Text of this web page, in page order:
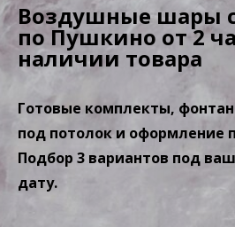
Воздушные шары
по Пушкино от 2
наличии товара
Готовые комплекты,
под потолок и оформление
Подбор 3 вариантов под
дату.